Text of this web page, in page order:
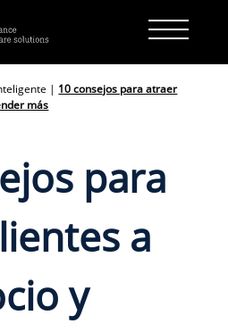
| 10 consejos para atraer
más
para
a
y